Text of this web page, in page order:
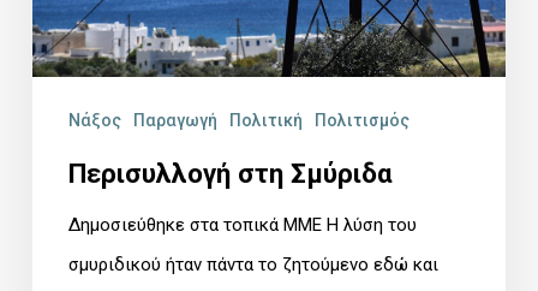
Νάξος Παραγωγή Πολιτική Πολιτισμός
Περισυλλογή στη Σμύριδα
Δημοσιεύθηκε στα τοπικά ΜΜΕ Η λύση του
σμυριδικού ήταν πάντα το ζητούμενο εδώ και